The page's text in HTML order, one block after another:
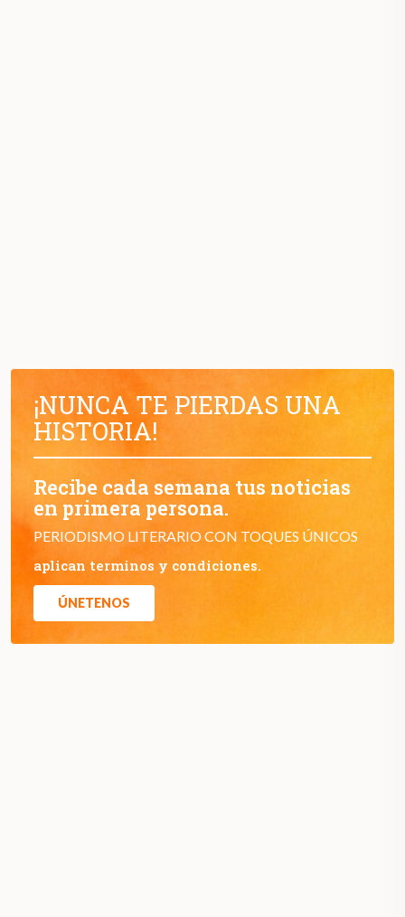
¡NUNCA TE PIERDAS UNA
HISTORIA!
Recibe cada semana tus noticias
en primera persona.
PERIODISMO LITERARIO CON TOQUES ÚNICOS
aplican terminos y condiciones.
ÚNETENOS